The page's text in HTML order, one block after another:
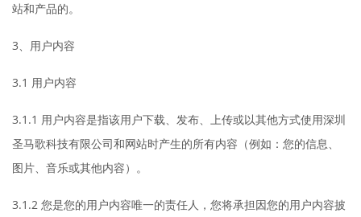
站和产品的。
3、用户内容
3.1 用户内容
3.1.1 用户内容是指该用户下载、发布、上传或以其他方式使用深圳
圣马歌科技有限公司和网站时产生的所有内容（例如：您的信息、
图片、音乐或其他内容）。
3.1.2 您是您的用户内容唯一的责任人，您将承担因您的用户内容披